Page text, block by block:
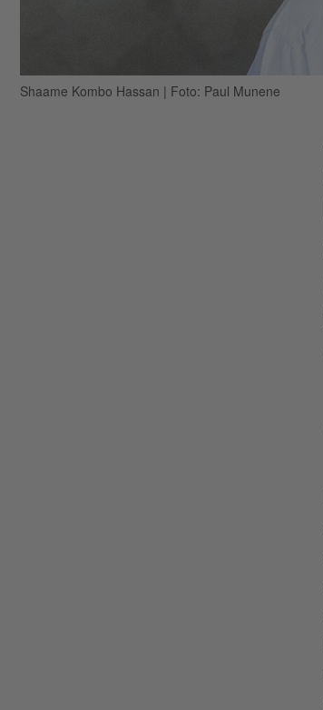
Shaame Kombo Hassan | Foto: Paul Munene